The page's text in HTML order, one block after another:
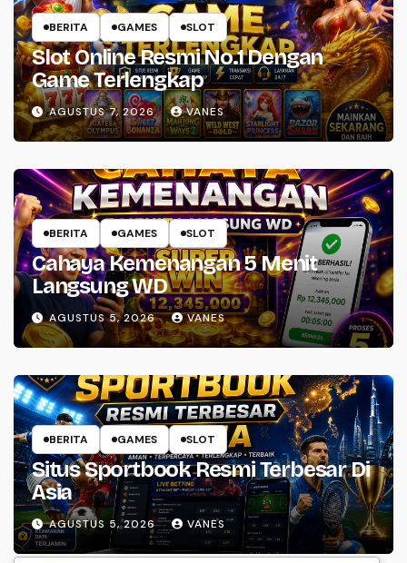
BERITA GAMES SLOT
Slot Online Resmi No.1 Dengan
Game Terlengkap
AGUSTUS 7, 2026 VANES
BERITA GAMES SLOT
Cahaya Kemenangan 5 Menit
Langsung WD
AGUSTUS 5, 2026 VANES
BERITA GAMES SLOT
Situs Sportbook Resmi Terbesar Di
Asia
AGUSTUS 5, 2026 VANES